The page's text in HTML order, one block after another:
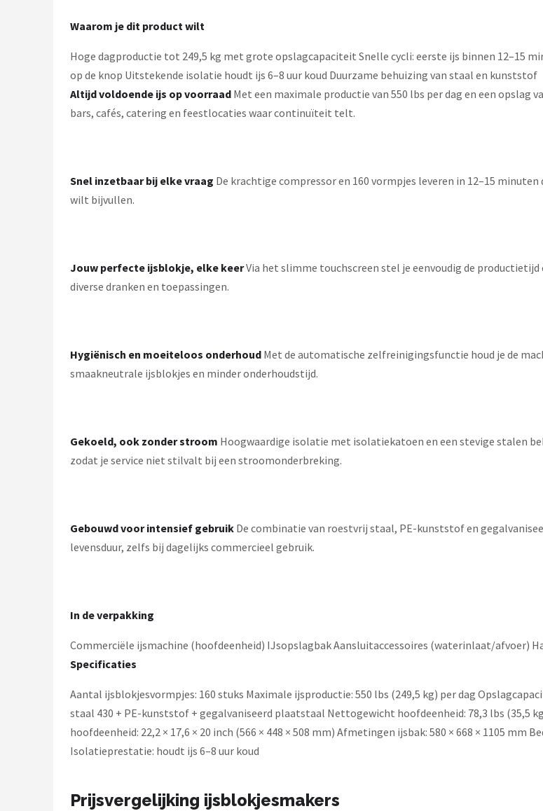
Waarom je dit product wilt
Hoge dagproductie tot 249,5 kg met grote opslagcapaciteit Snelle cycli: eerste ijs binnen 12–15
op de knop Uitstekende isolatie houdt ijs 6–8 uur koud Duurzame behuizing van staal en kunststof
Altijd voldoende ijs op voorraad Met een maximale productie van 550 lbs per dag en een
bars, cafés, catering en feestlocaties waar continuïteit telt.
Snel inzetbaar bij elke vraag De krachtige compressor en 160 vormpjes leveren in 12–15
wilt bijvullen.
Jouw perfecte ijsblokje, elke keerVia het slimme touchscreen stel je eenvoudig de productietijd
diverse dranken en toepassingen.
Hygiënisch en moeiteloos onderhoud Met de automatische zelfreinigingsfunctie houd je de
smaakneutrale ijsblokjes en minder onderhoudstijd.
Gekoeld, ook zonder stroom Hoogwaardige isolatie met isolatiekatoen en een stevige stalen
zodat je service niet stilvalt bij een stroomonderbreking.
Gebouwd voor intensief gebruik De combinatie van roestvrij staal, PE-kunststof en
levensduur, zelfs bij dagelijks commercieel gebruik.
In de verpakking
Commerciële ijsmachine (hoofdeenheid) IJsopslagbak Aansluitaccessoires (waterinlaat/afvoer)
Specificaties
Aantal ijsblokjesvormpjes: 160 stuks Maximale ijsproductie: 550 lbs (249,5 kg) per dag
staal 430 + PE-kunststof + gegalvaniseerd plaatstaal Nettogewicht hoofdeenheid: 78,3 lbs (35,5
hoofdeenheid: 22,2 × 17,6 × 20 inch (566 × 448 × 508 mm) Afmetingen ijsbak: 580 × 668 × 1105
Isolatieprestatie: houdt ijs 6–8 uur koud
Prijsvergelijking ijsblokjesmakers